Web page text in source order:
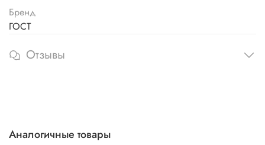
Бренд
ГОСТ
Отзывы
Аналогичные товары